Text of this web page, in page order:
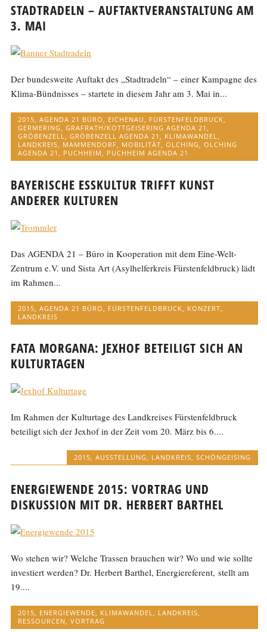
STADTRADELN – AUFTAKTVERANSTALTUNG AM
3. MAI
Der bundesweite Auftakt des „Stadtradeln“ – einer Kampagne des
Klima-Bündnisses – startete in diesem Jahr am 3. Mai in...
2015,AGENDA 21 BÜRO, EICHENAU, FÜRSTENFELDBRUCK,
GERMERING,GRAFRATH/KOTTGEISERING AGENDA 21,
GRÖBENZELL,GRÖBENZELL AGENDA 21, KLIMAWANDEL,
LANDKREIS, MAMMENDORF, MOBILITÄT,OLCHING,OLCHING
AGENDA 21, PUCHHEIM, PUCHHEIM AGENDA 21
BAYERISCHE ESSKULTUR TRIFFT KUNST
ANDERER KULTUREN
Das AGENDA 21 – Büro in Kooperation mit dem Eine-Welt-
Zentrum e.V. und Sista Art (Asylhelferkreis Fürstenfeldbruck) lädt
im Rahmen...
2015 ,AGENDA 21 BÜRO FÜRSTENFELDBRUCK KONZERT
LANDKREIS
FATA MORGANA: JEXHOF BETEILIGT SICH AN
KULTURTAGEN
Im Rahmen der Kulturtage des Landkreises Fürstenfeldbruck
beteiligt sich der Jexhof in der Zeit vom 20. März bis 6....
2015, AUSSTELLUNG, LANDKREIS, SCHÖNGEISING
ENERGIEWENDE 2015: VORTRAG UND
DISKUSSION MIT DR. HERBERT BARTHEL
Wo stehen wir? Welche Trassen brauchen wir? Wo und wie sollte
investiert werden? Dr. Herbert Barthel, Energiereferent, stellt am
19....
2015 ENERGIEWENDE KLIMAWANDEL LANDKREIS
RESSOURCEN ,VORTRAG